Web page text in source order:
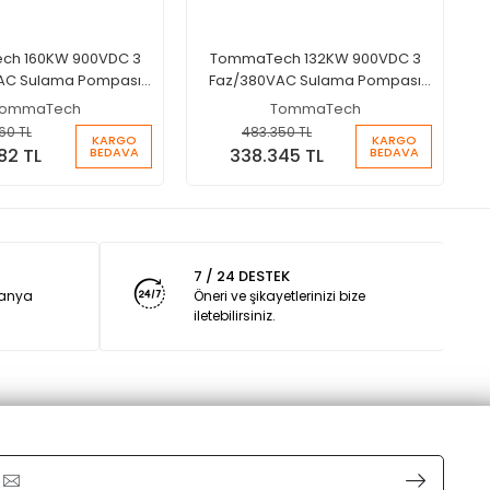
160KW 900VDC 3
Sulama Pompası
İnverteri
TL
TL
KARGO
BEDAVA
TommaTech 132KW 900VDC 3
Faz/380VAC Sulama Pompası
İnverteri
TommaTech
483.350 TL
338.345 TL
KARGO
BEDAVA
7 / 24 DESTEK
Öneri ve şikayetlerinizi bize
iletebilirsiniz.